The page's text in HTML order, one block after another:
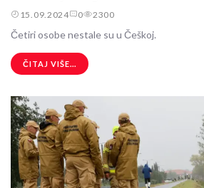
15.09.2024 0 2300
Četiri osobe nestale su u Češkoj.
ČITAJ VIŠE...